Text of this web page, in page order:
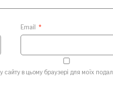
Email *
в цьому браузері для моїх